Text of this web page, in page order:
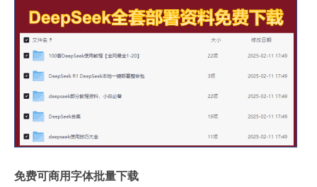
免费可商用字体批量下载